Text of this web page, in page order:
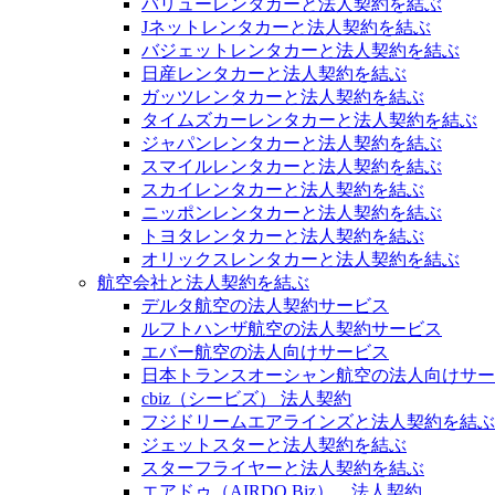
バリューレンタカーと法人契約を結ぶ
Jネットレンタカーと法人契約を結ぶ
バジェットレンタカーと法人契約を結ぶ
日産レンタカーと法人契約を結ぶ
ガッツレンタカーと法人契約を結ぶ
タイムズカーレンタカーと法人契約を結ぶ
ジャパンレンタカーと法人契約を結ぶ
スマイルレンタカーと法人契約を結ぶ
スカイレンタカーと法人契約を結ぶ
ニッポンレンタカーと法人契約を結ぶ
トヨタレンタカーと法人契約を結ぶ
オリックスレンタカーと法人契約を結ぶ
航空会社と法人契約を結ぶ
デルタ航空の法人契約サービス
ルフトハンザ航空の法人契約サービス
エバー航空の法人向けサービス
日本トランスオーシャン航空の法人向けサ
cbiz（シービズ） 法人契約
フジドリームエアラインズと法人契約を結ぶ
ジェットスターと法人契約を結ぶ
スターフライヤーと法人契約を結ぶ
エアドゥ（AIRDO Biz） 法人契約